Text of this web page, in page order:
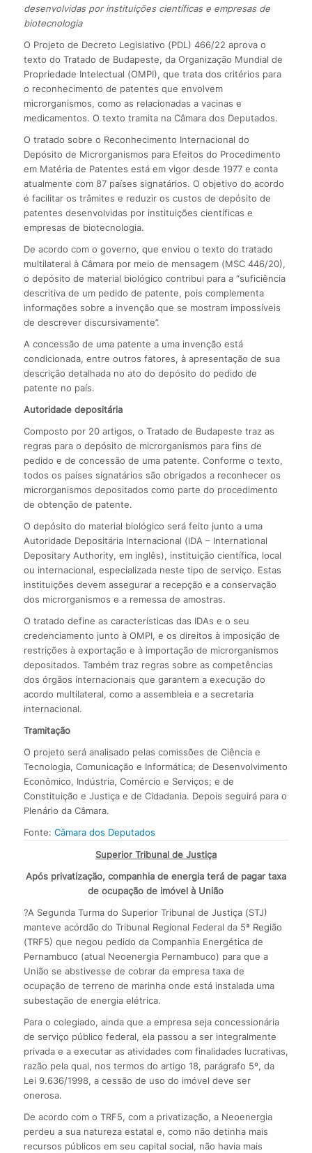
desenvolvidas por instituições científicas e empresas de
biotecnologia
O Projeto de Decreto Legislativo (PDL) 466/22 aprova o
texto do Tratado de Budapeste, da Organização Mundial de
Propriedade Intelectual (OMPI), que trata dos critérios para
o reconhecimento de patentes que envolvem
microrganismos, como as relacionadas a vacinas e
medicamentos. O texto tramita na Câmara dos Deputados.
O tratado sobre o Reconhecimento Internacional do
Depósito de Microrganismos para Efeitos do Procedimento
em Matéria de Patentes está em vigor desde 1977 e conta
atualmente com 87 países signatários. O objetivo do acordo
é facilitar os trâmites e reduzir os custos de depósito de
patentes desenvolvidas por instituições científicas e
empresas de biotecnologia.
De acordo com o governo, que enviou o texto do tratado
multilateral à Câmara por meio de mensagem (MSC 446/20),
o depósito de material biológico contribui para a “suficiência
descritiva de um pedido de patente, pois complementa
informações sobre a invenção que se mostram impossíveis
de descrever discursivamente”.
A concessão de uma patente a uma invenção está
condicionada, entre outros fatores, à apresentação de sua
descrição detalhada no ato do depósito do pedido de
patente no país.
Autoridade depositária
Composto por 20 artigos, o Tratado de Budapeste traz as
regras para o depósito de microrganismos para fins de
pedido e de concessão de uma patente. Conforme o texto,
todos os países signatários são obrigados a reconhecer os
microrganismos depositados como parte do procedimento
de obtenção de patente.
O depósito do material biológico será feito junto a uma
Autoridade Depositária Internacional (IDA – International
Depositary Authority, em inglês), instituição científica, local
ou internacional, especializada neste tipo de serviço. Estas
instituições devem assegurar a recepção e a conservação
dos microrganismos e a remessa de amostras.
O tratado define as características das IDAs e o seu
credenciamento junto à OMPI, e os direitos à imposição de
restrições à exportação e à importação de microrganismos
depositados. Também traz regras sobre as competências
dos órgãos internacionais que garantem a execução do
acordo multilateral, como a assembleia e a secretaria
internacional.
Tramitação
O projeto será analisado pelas comissões de Ciência e
Tecnologia, Comunicação e Informática; de Desenvolvimento
Econômico, Indústria, Comércio e Serviços; e de
Constituição e Justiça e de Cidadania. Depois seguirá para o
Plenário da Câmara.
Fonte: Câmara dos Deputados
Superior Tribunal de Justiça
Após privatização, companhia de energia terá de pagar taxa
de ocupação de imóvel à União
?A Segunda Turma do Superior Tribunal de Justiça (STJ)
manteve acórdão do Tribunal Regional Federal da 5ª Região
(TRF5) que negou pedido da Companhia Energética de
Pernambuco (atual Neoenergia Pernambuco) para que a
União se abstivesse de cobrar da empresa taxa de
ocupação de terreno de marinha onde está instalada uma
subestação de energia elétrica.
Para o colegiado, ainda que a empresa seja concessionária
de serviço público federal, ela passou a ser integralmente
privada e a executar as atividades com finalidades lucrativas,
razão pela qual, nos termos do artigo 18, parágrafo 5º, da
Lei 9.636/1998, a cessão de uso do imóvel deve ser
onerosa.
De acordo com o TRF5, com a privatização, a Neoenergia
perdeu a sua natureza estatal e, como não detinha mais
recursos públicos em seu capital social, não havia mais